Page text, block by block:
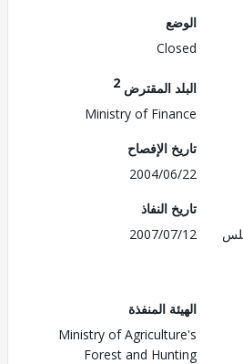
البلد المقترض
Ministry of Finance
تاريخ الإفصاح
2004/06/22
تاريخ النفاذ
2007/07/12
الهيئة المنفذة
Ministry of Agriculture's
Forest and Hunting